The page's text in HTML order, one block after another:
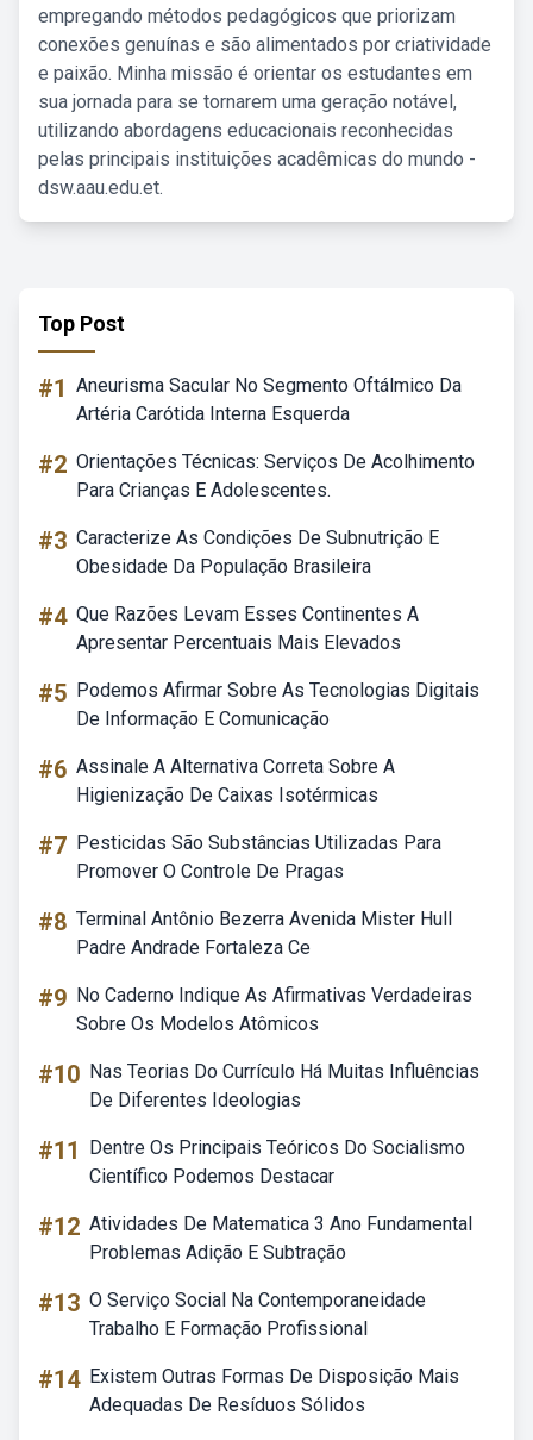
empregando métodos pedagógicos que priorizam
conexões genuínas e são alimentados por criatividade
e paixão. Minha missão é orientar os estudantes em
sua jornada para se tornarem uma geração notável,
utilizando abordagens educacionais reconhecidas
pelas principais instituições acadêmicas do mundo -
dsw.aau.edu.et.
Top Post
#1 Aneurisma Sacular No Segmento Oftálmico Da
Artéria Carótida Interna Esquerda
#2 Orientações Técnicas: Serviços De Acolhimento
Para Crianças E Adolescentes.
#3 Caracterize As Condições De Subnutrição E
Obesidade Da População Brasileira
#4 Que Razões Levam Esses Continentes A
Apresentar Percentuais Mais Elevados
#5 Podemos Afirmar Sobre As Tecnologias Digitais
De Informação E Comunicação
#6 Assinale A Alternativa Correta Sobre A
Higienização De Caixas Isotérmicas
#7 Pesticidas São Substâncias Utilizadas Para
Promover O Controle De Pragas
#8 Terminal Antônio Bezerra Avenida Mister Hull
Padre Andrade Fortaleza Ce
#9 No Caderno Indique As Afirmativas Verdadeiras
Sobre Os Modelos Atômicos
#10 Nas Teorias Do Currículo Há Muitas Influências
De Diferentes Ideologias
#11
Dentre Os Principais Teóricos Do Socialismo
Científico Podemos Destacar
#12 Atividades De Matematica 3 Ano Fundamental
Problemas Adição E Subtração
#13 O Serviço Social Na Contemporaneidade
Trabalho E Formação Profissional
#14 Existem Outras Formas De Disposição Mais
Adequadas De Resíduos Sólidos